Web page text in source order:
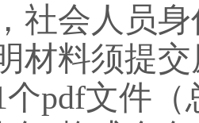
社会人员
材料须提
个pdf文件（